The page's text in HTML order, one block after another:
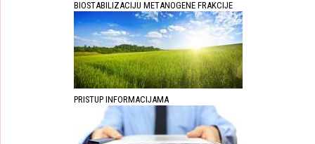
BIOSTABILIZACIJU METANOGENE FRAKCIJE
PRISTUP INFORMACIJAMA